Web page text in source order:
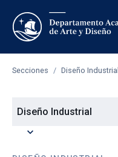
Secciones / Diseño Industrial
Diseño Industrial
expand_more